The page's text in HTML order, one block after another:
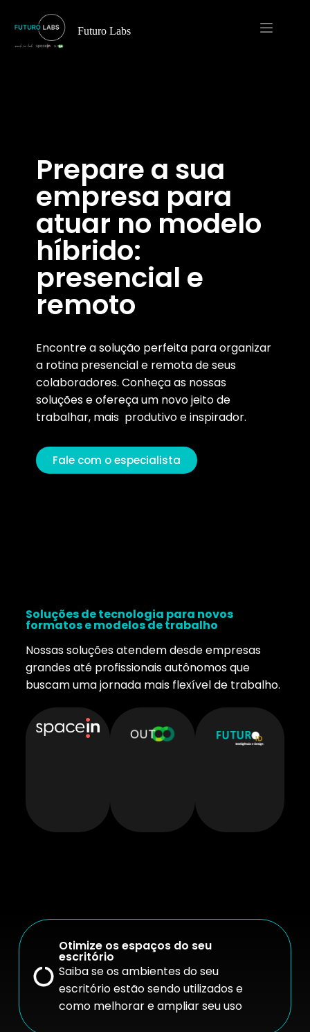
Futuro Labs
Prepare a sua
empresa para
atuar no modelo
híbrido:
presencial e
remoto
Encontre a solução perfeita para organizar
a rotina presencial e remota de seus
colaboradores. Conheça as nossas
soluções e ofereça um novo jeito de
trabalhar, mais produtivo e inspirador.
Fale com o especialista
Soluções de tecnologia para novos
formatos e modelos de trabalho
Nossas soluções atendem desde empresas
grandes até profissionais autônomos que
buscam uma jornada mais flexível de trabalho.
Otimize os espaços do seu
escritório
Saiba se os ambientes do seu
escritório estão sendo utilizados e
como melhorar e ampliar seu uso